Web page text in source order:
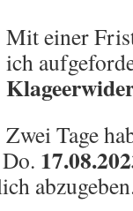
Mit einer
ich
Zwei Tage